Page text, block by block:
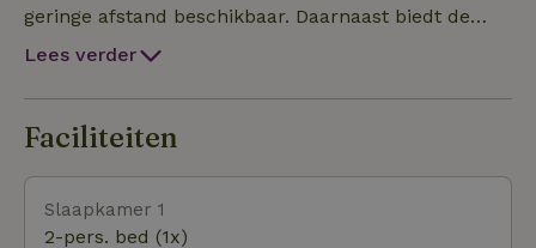
het buiten zijn. Er is voldoende ruimte om met twee
auto's op eigen terrein te parkeren. Direct vanaf het
geringe afstand beschikbaar. Daarnaast biedt de
ligging van Hoogerheide/Ossendrecht tussen de
prachtige gelegenheid om te genieten van natuur
maar ook mogelijkheden voor "stadse geneugten".
alles wat de provincie Zeeland te bieden heeft: de
Noordzee stranden, vissersdorpen zoals Yerseke
Lees verder
Faciliteiten
Slaapkamer 1
2-pers. bed (1x)